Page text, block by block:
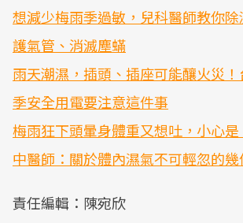
想減少梅雨季過敏，兒科醫師教你
護氣管、消滅塵蟎
雨天潮濕，插頭、插座可能釀火災
季安全用電要注意這件事
梅雨狂下頭暈身體重又想吐，小心是
中醫師：關於體內濕氣不可輕忽的幾
責任編輯：陳宛欣